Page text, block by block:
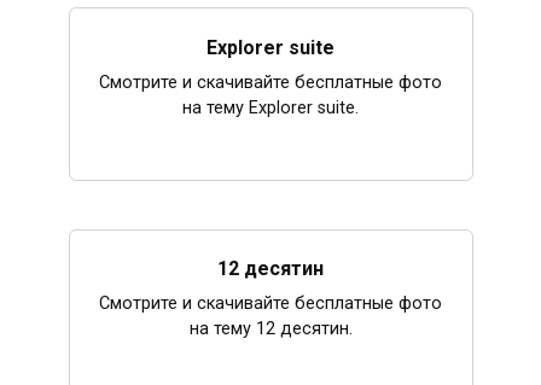
Explorer suite
Смотрите и скачивайте бесплатные фото
на тему Explorer suite.
12 десятин
Смотрите и скачивайте бесплатные фото
на тему 12 десятин.